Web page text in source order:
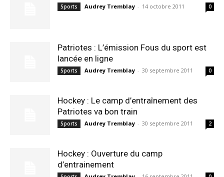
Sports Audrey Tremblay - 14 octobre 2011 0
Patriotes : L’émission Fous du sport est
lancée en ligne
Sports Audrey Tremblay - 30 septembre 2011 0
Hockey : Le camp d’entraînement des
Patriotes va bon train
Sports Audrey Tremblay - 30 septembre 2011 2
Hockey : Ouverture du camp
d’entrainement